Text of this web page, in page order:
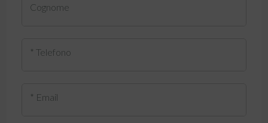
Cognome
* Telefono
* Email